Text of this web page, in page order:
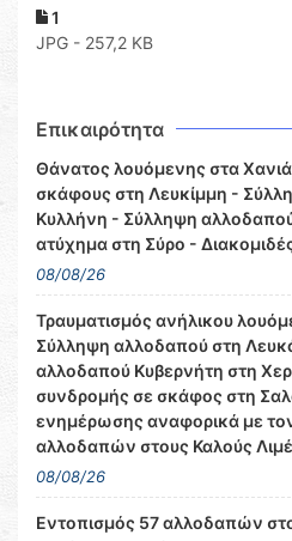
1
JPG - 257,2 KB
Επικαιρότητα
Θάνατος λουόμενης στα
σκάφους στη Λευκίμμη -
Κυλλήνη - Σύλληψη
ατύχημα στη Σύρο -
08/08/26
Τραυματισμός ανήλικου
Σύλληψη αλλοδαπού στη
αλλοδαπού Κυβερνήτη στη
συνδρομής σε σκάφος στη
ενημέρωσης αναφορικά με
αλλοδαπών στους Καλούς
08/08/26
Εντοπισμός 57 αλλοδαπών